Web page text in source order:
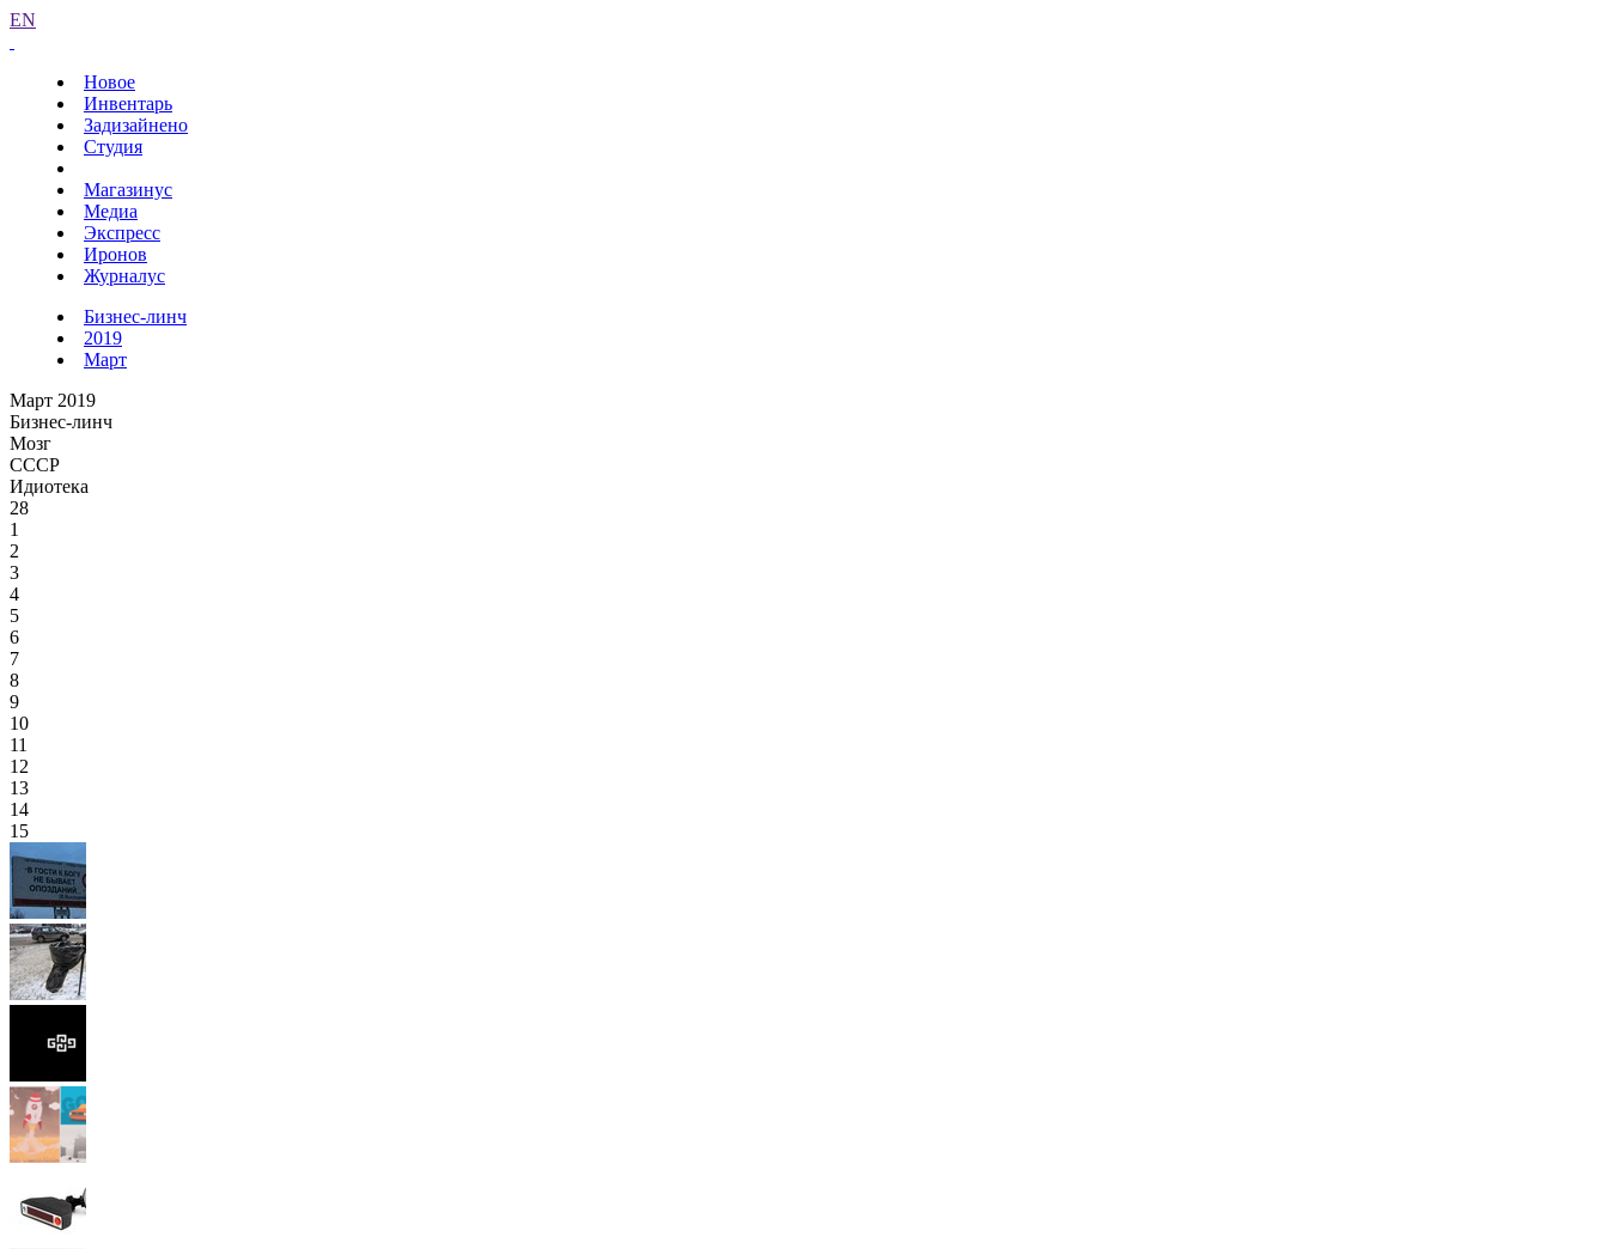
EN
Новое
Инвентарь
Задизайнено
Студия
Магазинус
Медиа
Экспресс
Иронов
Журналус
Бизнес-линч
2019
Март
Март 2019
Бизнес-линч
Мозг
СССР
Идиотека
28
1
2
3
4
5
6
7
8
9
10
11
12
13
14
15